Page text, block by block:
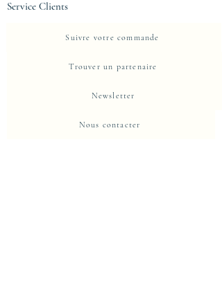
Service Clients
Suivre votre commande
Trouver un partenaire
Newsletter
Nous contacter